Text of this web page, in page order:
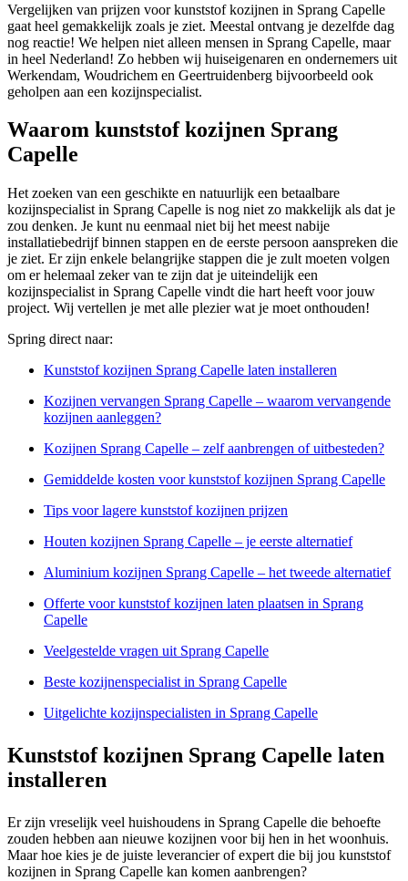
Vergelijken van prijzen voor kunststof kozijnen in Sprang Capelle
gaat heel gemakkelijk zoals je ziet. Meestal ontvang je dezelfde dag
nog reactie! We helpen niet alleen mensen in Sprang Capelle, maar
in heel Nederland! Zo hebben wij huiseigenaren en ondernemers uit
Werkendam, Woudrichem en Geertruidenberg bijvoorbeeld ook
geholpen aan een kozijnspecialist.
Waarom kunststof kozijnen Sprang
Capelle
Het zoeken van een geschikte en natuurlijk een betaalbare
kozijnspecialist in Sprang Capelle is nog niet zo makkelijk als dat je
zou denken. Je kunt nu eenmaal niet bij het meest nabije
installatiebedrijf binnen stappen en de eerste persoon aanspreken die
je ziet. Er zijn enkele belangrijke stappen die je zult moeten volgen
om er helemaal zeker van te zijn dat je uiteindelijk een
kozijnspecialist in Sprang Capelle vindt die hart heeft voor jouw
project. Wij vertellen je met alle plezier wat je moet onthouden!
Spring direct naar:
Kunststof kozijnen Sprang Capelle laten installeren
Kozijnen vervangen Sprang Capelle – waarom vervangende
kozijnen aanleggen?
Kozijnen Sprang Capelle – zelf aanbrengen of uitbesteden?
Gemiddelde kosten voor kunststof kozijnen Sprang Capelle
Tips voor lagere kunststof kozijnen prijzen
Houten kozijnen Sprang Capelle – je eerste alternatief
Aluminium kozijnen Sprang Capelle – het tweede alternatief
Offerte voor kunststof kozijnen laten plaatsen in Sprang
Capelle
Veelgestelde vragen uit Sprang Capelle
Beste kozijnenspecialist in Sprang Capelle
Uitgelichte kozijnspecialisten in Sprang Capelle
Kunststof kozijnen Sprang Capelle laten
installeren
Er zijn vreselijk veel huishoudens in Sprang Capelle die behoefte
zouden hebben aan nieuwe kozijnen voor bij hen in het woonhuis.
Maar hoe kies je de juiste leverancier of expert die bij jou kunststof
kozijnen in Sprang Capelle kan komen aanbrengen?